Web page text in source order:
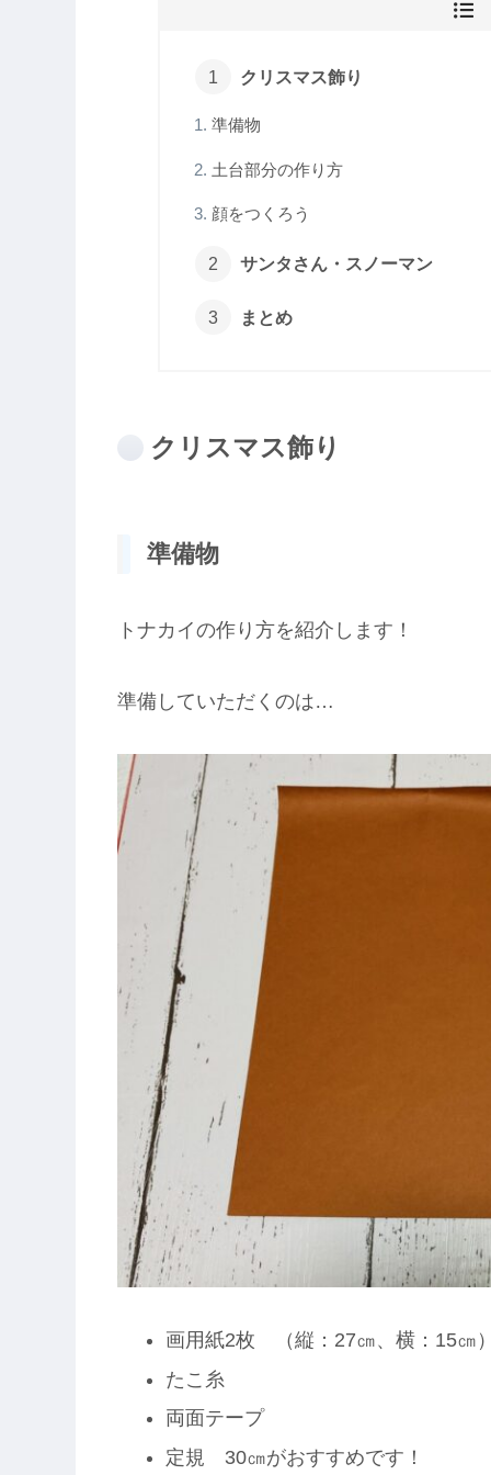
クリスマス飾り
準備物
土台部分の作り方
顔をつくろう
サンタさん・スノーマン
まとめ
クリスマス飾り
準備物
トナカイの作り方を紹介します！
準備していただくのは…
画用紙2枚 （縦：27㎝、横：15㎝
たこ糸
両面テープ
定規 30㎝がおすすめです！